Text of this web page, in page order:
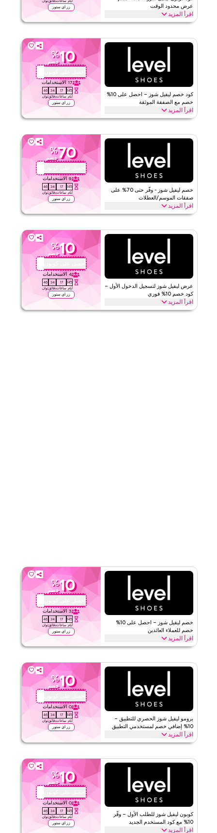
عرض محدود الوقت
اقرأ المزيد
زر اي ستور
احصل على خصم 10% على جميع الفئات مع هذا كود برومو ليفيل شوز
كل طلب.
الحد الأدنى للطلب
ويب/تطبيق
الفئات
على مستوى الموقعكود خصم ليفيل شوز – احصل على 10%
خصم مع الصفقة الموثقة
اقرأ المزيد
10
%
خصم
احصل على كوبون
17 الاستخدامات
145
أيام
17
ساعات
34
دقائق
45
ثوان
زر اي ستور
احصل على خصم 10% على جميع العناصر مع هذا عرض ليفيل شوز الموثق.
إضافية على مشترياتك بالكامل اليوم.
الحد الأدنى للطلب
ينطبق على
ويب/تطبيق
الفئات
على مستوى الموقع
خصم ليفيل شوز - وفّر حتى 70% على
صفقات الموسم/العطلات
اقرأ المزيد
70
%
خصم
احصل على كوبون
9 الاستخدامات
145
أيام
17
ساعات
34
دقائق
45
ثوان
زر اي ستور
وفّر حتى 70% خصم مع هذا كود كوبون ليفيل شوز خلال المواسم
وغيرها من العطلات. استرد الآن.
الحد الأدنى للطلب
ويب/تطبيق
الفئات
على مستوى الموقععرض ليفيل شوز لتسجيل الدخول الأول –
كود خصم 10% فوري
اقرأ المزيد
10
%
خصم
احصل على كوبون
4 الاستخدامات
145
أيام
17
ساعات
34
دقائق
45
ثوان
زر اي ستور
جديد على ليفيل شوز؟ سجّل الدخول لأول مرة وطبّق هذا كوبون ليفيل شوز
خصم ليفيل شوز – احصل على 10%
خصم للعملاء العائدين
اقرأ المزيد
10
%
خصم
احصل على كوبون
3 الاستخدامات
145
أيام
17
ساعات
34
دقائق
45
ثوان
زر اي ستور
العودة إلى ليفيل شوز؟ استرد هذا كود كوبون الولاء لتوفير 10% فوراً على
الحد الأدنى للطلب
ويب/تطبيق
الفئات
على مستوى الموقع
قيّمنا
برومو ليفيل شوز الحصري للتطبيق –
10% إضافي خصم لمستخدمي التطبيق
اقرأ المزيد
10
%
خصم
احصل على كوبون
0 الاستخدامات
145
أيام
17
ساعات
34
دقائق
45
ثوان
زر اي ستور
احصل على خصم إضافي 10% عند التسوق عبر تطبيق ليفيل شوز. حمّل
جميع مشترياتك.
الحد الأدنى للطلب
ينطبق على
ويب/تطبيق
الفئات
على مستوى الموقع
كوبون ليفيل شوز للطلب الأول – وفّر
10% مع كود المستخدم الجديد
اقرأ المزيد
10
%
خصم
احصل على كوبون
0 الاستخدامات
145
أيام
17
ساعات
34
دقائق
45
ثوان
زر اي ستور